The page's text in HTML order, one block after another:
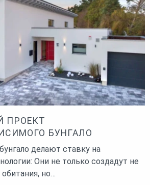
ПРОЕКТ
БУНГАЛО
делают ставку на
Они не только создадут не
но…